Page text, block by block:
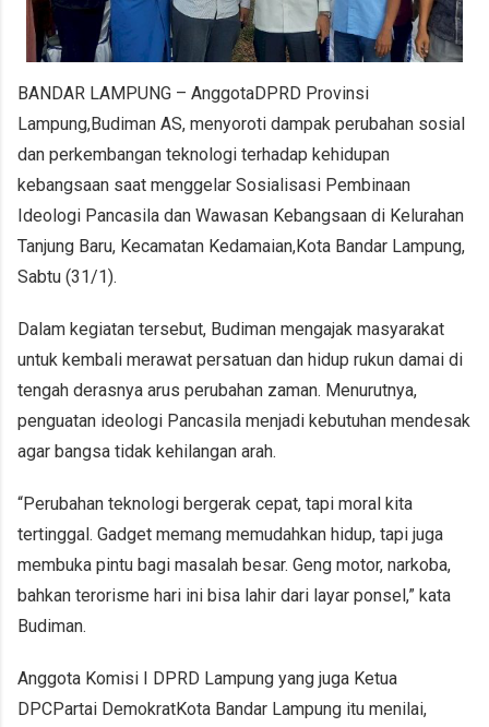
BANDAR LAMPUNG – AnggotaDPRD Provinsi
Lampung,Budiman AS, menyoroti dampak perubahan sosial
dan perkembangan teknologi terhadap kehidupan
kebangsaan saat menggelar Sosialisasi Pembinaan
Ideologi Pancasila dan Wawasan Kebangsaan di Kelurahan
Tanjung Baru, Kecamatan Kedamaian,Kota Bandar Lampung,
Sabtu (31/1).
Dalam kegiatan tersebut, Budiman mengajak masyarakat
untuk kembali merawat persatuan dan hidup rukun damai di
tengah derasnya arus perubahan zaman. Menurutnya,
penguatan ideologi Pancasila menjadi kebutuhan mendesak
agar bangsa tidak kehilangan arah.
“Perubahan teknologi bergerak cepat, tapi moral kita
tertinggal. Gadget memang memudahkan hidup, tapi juga
membuka pintu bagi masalah besar. Geng motor, narkoba,
bahkan terorisme hari ini bisa lahir dari layar ponsel,” kata
Budiman.
Anggota Komisi I DPRD Lampung yang juga Ketua
DPCPartai DemokratKota Bandar Lampung itu menilai,